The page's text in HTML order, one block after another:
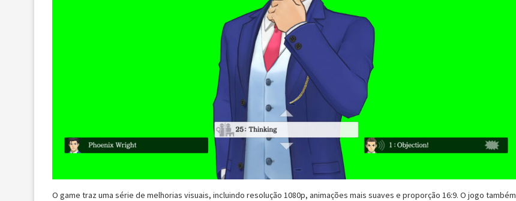
O game traz uma série de melhorias visuais, incluindo resolução 1080p, animações mais suaves e proporção 16:9. O jogo também